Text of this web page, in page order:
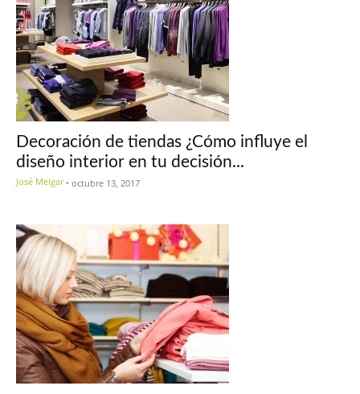
Decoración de tiendas ¿Cómo influye el
diseño interior en tu decisión...
José Melgar - octubre 13, 2017